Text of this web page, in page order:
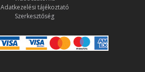
Adatkezelési tájékoztató
Szerkesztőség